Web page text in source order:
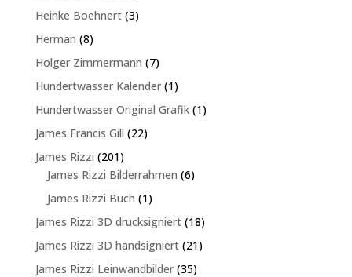
Produkte
Heinke Boehnert 33
Herman 88
Holger Zimmermann 77
Produkte
Hundertwasser Kalender 11
Produkt
Hundertwasser Original Grafik 11
James Francis Gill 2222
James Rizzi 201201
Produkte
James Rizzi Bilderrahmen 66
James Rizzi Buch 11
Produkt
James Rizzi 3D drucksigniert 1818
Produkte
James Rizzi 3D handsigniert 2121
James Rizzi Leinwandbilder 3535